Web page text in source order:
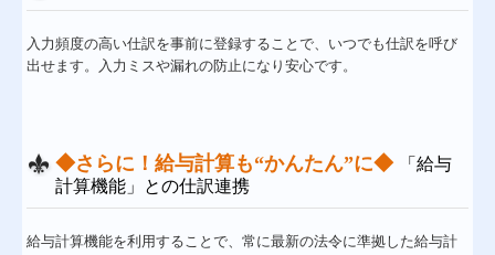
入力頻度の高い仕訳を事前に登録することで、いつでも仕訳を呼び
出せます。入力ミスや漏れの防止になり安心です。
◆さらに！給与計算も“かんたん”に◆
「給与
計算機能」との仕訳連携
給与計算機能を利用することで、常に最新の法令に準拠した給与計